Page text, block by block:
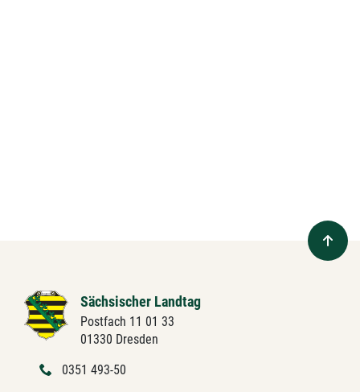
Sächsischer Landtag
Postfach 11 01 33
01330 Dresden
0351 493-50